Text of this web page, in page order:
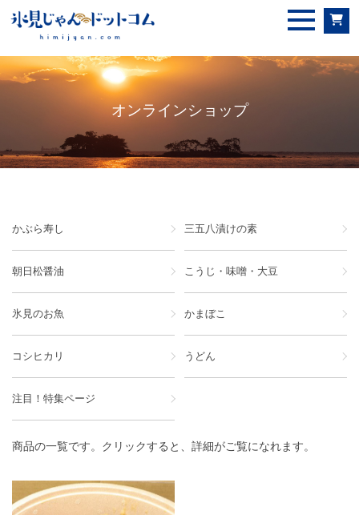
オンラインショップ
かぶら寿し 三五八漬けの素
朝日松醤油 こうじ・味噌・大豆
氷見のお魚 かまぼこ
コシヒカリ うどん
注目！特集ページ
商品の一覧です。クリックすると、詳細がご覧になれます。